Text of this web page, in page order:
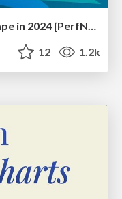
The Web Performance Landscape in 2024 [PerfNow 2024]
12 1.2k